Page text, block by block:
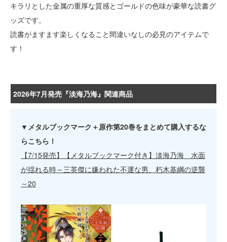
キラリとした金属の重厚な質感とゴールドの色味が豪華な読書グ
ッズです。
読書がますます楽しくなること間違いなしの必見のアイテムで
す！
2026年7月発売『淡海乃海』関連商品
▼メタルブックマーク＋原作第20巻をまとめて購入するな
らこちら！
【7/15発売】【メタルブックマーク付き】淡海乃海 水面
が揺れる時～三英傑に嫌われた不運な男、朽木基綱の逆襲
～20